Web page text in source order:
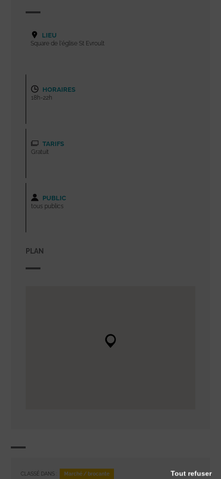
LIEU
Square de l'église St Evroult
HORAIRES
18h-22h
TARIFS
Gratuit
PUBLIC
tous publics
PLAN
CLASSÉ DANS : Marché / brocante Tout refuser